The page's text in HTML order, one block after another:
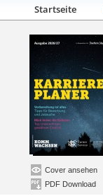
Startseite
Cover ansehen
PDF Download